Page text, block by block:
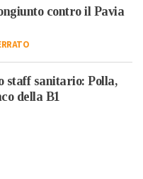
contro il Pavia
staff sanitario: Polla,
della B1